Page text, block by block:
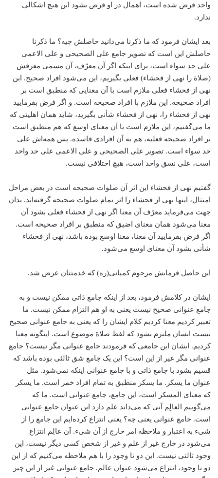
واحد فرض شده است، اهمال در او فرض بشود این هیچ اشکالی
ندارد.
بعد ایشان فرمود که ما ذکرنا می‌دانید حاصلش چیه؟ ما ذکرنا
حاصلش این است که تصویر جامع علی الصحیحی و علی الاعمی
علی حد سواء‌ است، برای اینکه اگر آن معرّف، آن مسمی معرفش
(صلاة را نهی از فحشاء) فعلی بگیریم، این می‌شود افراد صحیح. این
نهی از فحشاء فعلی ملازم است با آن معنایی که منطبق است بر
افراد صحیحه. این ملازم با افراد صحیحه است. و اگر فرض بفرمایید
نهی از فحشاء را، نهی از فحشاء شأنی بگیرید، شاید همان اهلیتی که
ما می‌گفتیم، این ملازم است با آن معنای اوسع که هم منطبق است
بر افراد صحیحه فعلیه، هم به آن افرادی فاسده. پس همه‌اش علی
حد سواء است. تصویر علی الصحیحی و علی الاعمی علی حد واحد
است، علی نسق واحد است، هیچ اختلافی نیست.
گفتیم نهی از فحشاء این اثر آن صلوات صحیحه است در بعض مراحل
امتثال، اینها نهی از فحشاء را اثر تمام صلوات صحیحه گرفته‌اند. بدان
جهت می‌فرماید معرّف آن معنا اگر نهی از فحشاء فعلی بشود آن
معنا می‌شود همان معنای اضیق که منطبق بر افراد صحیحه است.
اگر فرض بفرمایید آن معنا، معنا اوسع بوده باشد، نهی از فحشاء
شأنی بشود آن معنای اوسع می‌شود.
این حاصل فرمایش مرحوم کمپانی(ره) که خدمتتان عرض شد.
ایشان در کلامش فرمود، بعد از اینکه جامع ذاتی ممکن نیست و به
جامع عنوانی صحیح نیست یعنی به او هم التزام ممکن نیست. ما
تعبیر کردیم معنا کردیم کلام ایشان را که یعنی به جامع عنوانی صحیح
نیست انسان ملتزم بشود که لفظ صلاة موضوع است. اینگونه معنا
کردیم. ایشان این جامعی که فرمودند جامع عنوانی مگر نیست؟ جامع
عنوانی مگر غیر از این است؟ این یک جامع شق ثالثی بوده باشد که
قسیم بشود با جامع ذاتی و با جامع عنوانی اینکه نمی‌شود. مثل
عنوان ما یسکر. ما یسکر منطبق به تمام افراد خمر است. ما یسکر
که معنای المسکر است، این جامع، جامع عنوانی است. ما که
می‌گوییم العالِم آنی که می‌داند علم دارد این عنوان جامع عنوانی
است. جامع عنوانی یعنی چه؟ یعنی انتزاع کرده‌ایم این جامع را از
شیء به اعتبار و ملاحظه امر خارج از آن شیء. آن عالِم انتزاع
می‌شود در خارج غیر از علم و غیر از شخص کسی دیگر نیست، این
وجود ثالثی نیست. این دو تا وجود را با هم ملاحظه می‌کنیم که از این
دو تا وجود، انتزاع می‌شود عنوان عالم. جامع عنوانی غیر از این چیز